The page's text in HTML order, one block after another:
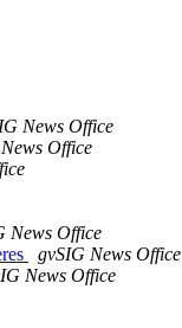
News Office
Office
News Office
gvSIG News Office
News Office